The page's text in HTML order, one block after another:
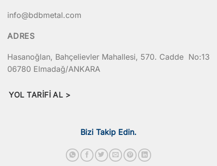
info@bdbmetal.com
ADRES
Hasanoğlan, Bahçelievler Mahallesi, 570. Cadde No:13
06780 Elmadağ/ANKARA
YOL TARIFI AL >
Bizi Takip Edin.